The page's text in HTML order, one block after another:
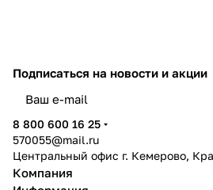
Подписаться на новости и акции
8 800 600 16 25
570055@mail.ru
Центральный офис г. Кемерово,
Компания